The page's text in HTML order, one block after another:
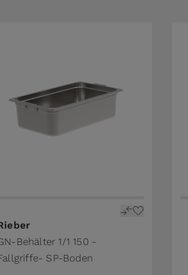
the product page
Behälter 1/1 150 -
SP-Boden
price depends on the options chosen